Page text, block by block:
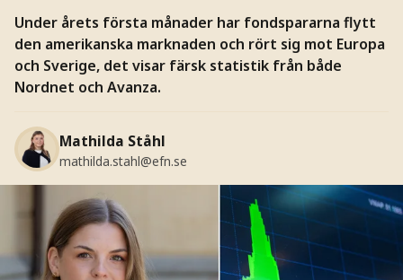
Under årets första månader har fondspararna flytt
den amerikanska marknaden och rört sig mot Europa
och Sverige, det visar färsk statistik från både
Nordnet och Avanza.
Mathilda Ståhl
mathilda.stahl@efn.se